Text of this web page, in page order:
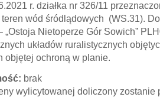
r. działka nr 326/11
wód śródlądowych (WS.31).
Nietoperze Gór Sowich”
układów ruralistycznych
objętej ochroną w planie.
brak
wylicytowanej doliczony zostanie